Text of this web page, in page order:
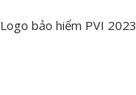
Logo bảo hiểm PVI 2023